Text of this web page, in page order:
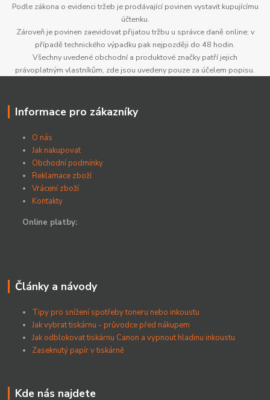
Podle zákona o evidenci tržeb je prodávající povinen vystavit kupujícímu
účtenku.
Zároveň je povinen zaevidovat přijatou tržbu u správce daně online; v
případě technického výpadku pak nejpozději do 48 hodin.
Všechny uvedené obchodní a produktové značky patří jejich
právoplatným vlastníkům, zde jsou uvedeny pouze za účelem popisu.
Informace pro zákazníky
O nás
Jak nakupovat
Obchodní podmínky
Reklamace zboží
Vrácení zboží
Kontakty
Online platby:
Články a návody
Tipy pro snížení spotřeby toneru nebo inkoustu
Jak vybrat tiskárnu - průvodce před nákupem
Jak odblokovat tiskárnu Canon a vypnout hladinu inkoustu
Zaseknutý papír v tiskárně
Kde nás najdete